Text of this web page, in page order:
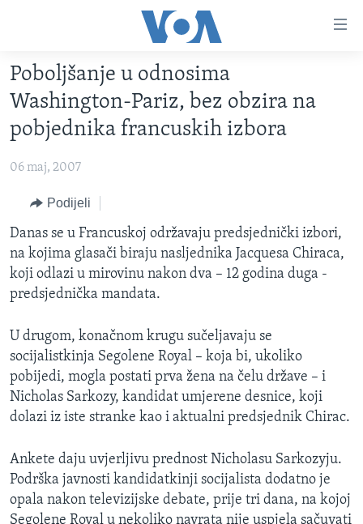
glavni
sadržaj
na
glavnu
navigaciju
pretragu
TV PROGRAM
VIDEO
FOTOGRAFIJE DANA
VIJESTI
SJEDINJENE AMERIČKE DRŽAVE
BOSNA I HERCEGOVINA
SVIJET
NAUKA I TEHNOLOGIJA
SPECIJALNI PROJEKTI
KORUPCIJA
SLOBODA MEDIJA
IZBJEGLIČKA STRANA
MAGAZIN
O GLASU AMERIKE
Learning English
PRATITE NAS
Poboljšanje u odnosima
Washington-Pariz, bez obzira na
pobjednika francuskih izbora
06 maj, 2007
Podijeli
Danas se u Francuskoj održavaju predsjednički izbori,
na kojima glasači biraju nasljednika Jacquesa Chiraca,
koji odlazi u mirovinu nakon dva – 12 godina duga -
predsjednička mandata.
U drugom, konačnom krugu sučeljavaju se
socijalistkinja Segolene Royal – koja bi, ukoliko
pobijedi, mogla postati prva žena na čelu države – i
Nicholas Sarkozy, kandidat umjerene desnice, koji
dolazi iz iste stranke kao i aktualni predsjednik Chirac.
Ankete daju uvjerljivu prednost Nicholasu Sarkozyju.
Podrška javnosti kandidatkinji socijalista dodatno je
opala nakon televizijske debate, prije tri dana, na kojoj
Segolene Royal u nekoliko navrata nije uspjela sačuvati